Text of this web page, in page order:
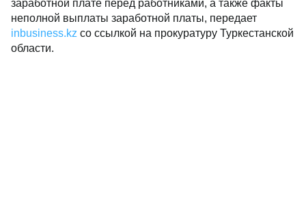
заработной плате перед работниками, а также факты
неполной выплаты заработной платы, передает
inbusiness.kz со ссылкой на прокуратуру Туркестанской
области.